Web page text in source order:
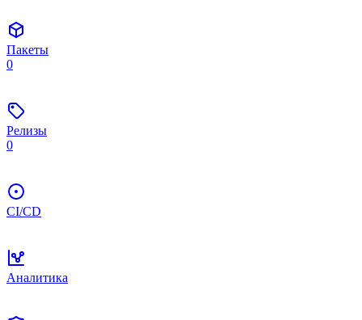
Пакеты
0
Релизы
0
CI/CD
Аналитика